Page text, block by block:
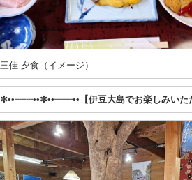
三佳 夕食（イメージ）
✼••┈┈••✼••┈┈••【伊豆大島でお楽しみい